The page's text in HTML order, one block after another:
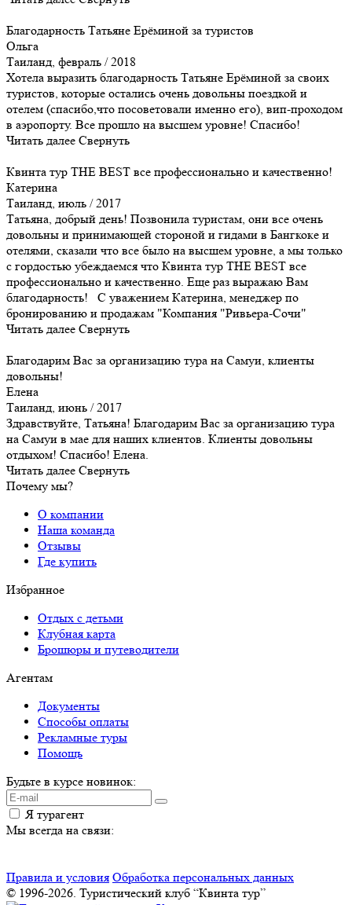
Благодарность Татьяне Ерёминой за туристов
Ольга
Таиланд, февраль / 2018
Хотела выразить благодарность Татьяне Ерёминой за своих
туристов, которые остались очень довольны поездкой и
отелем (спасибо,что посоветовали именно его), вип-проходом
в аэропорту. Все прошло на высшем уровне! Спасибо!
Читать далее Свернуть
Квинта тур THE BEST все профессионально и качественно!
Катерина
Таиланд, июль / 2017
Татьяна, добрый день! Позвонила туристам, они все очень
довольны и принимающей стороной и гидами в Бангкоке и
отелями, сказали что все было на высшем уровне, а мы только
с гордостью убеждаемся что Квинта тур THE BEST все
профессионально и качественно. Еще раз выражаю Вам
благодарность! С уважением Катерина, менеджер по
бронированию и продажам "Компания "Ривьера-Сочи"
Читать далее Свернуть
Благодарим Вас за организацию тура на Самуи, клиенты
довольны!
Елена
Таиланд, июнь / 2017
Здравствуйте, Татьяна! Благодарим Вас за организацию тура
на Самуи в мае для наших клиентов. Клиенты довольны
отдыхом! Спасибо! Елена.
Читать далее Свернуть
Почему мы?
О компании
Наша команда
Отзывы
Где купить
Избранное
Отдых с детьми
Клубная карта
Брошюры и путеводители
Агентам
Документы
Способы оплаты
Рекламные туры
Помощь
Будьте в курсе новинок:
Я турагент
Мы всегда на связи:
Правила и условия Обработка персональных данных
© 1996-2026. Туристический клуб “Квинта тур”